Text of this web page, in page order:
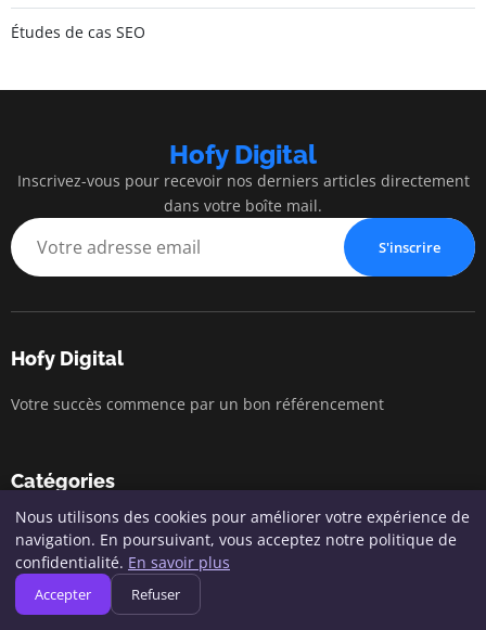
Études de cas SEO
Hofy Digital
Inscrivez-vous pour recevoir nos derniers articles directement
dans votre boîte mail.
S'inscrire
Hofy Digital
Votre succès commence par un bon référencement
Catégories
Actualités SEO
Conseils pratiques en SEO
Marketing digital
Nous utilisons des cookies pour améliorer votre expérience de
navigation. En poursuivant, vous acceptez notre politique de
confidentialité. En savoir plus
Accepter Refuser